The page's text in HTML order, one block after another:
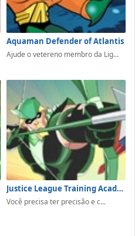
Aquaman Defender of Atlantis
Ajude o vetereno membro da Lig...
Justice League Training Academy Green Arrow
Você precisa ter precisão e c...